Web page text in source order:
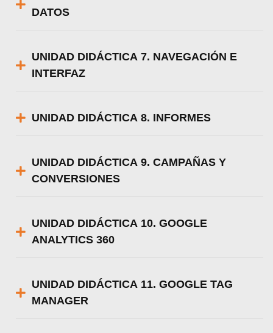
DATOS
UNIDAD DIDÁCTICA 7. NAVEGACIÓN E
INTERFAZ
UNIDAD DIDÁCTICA 8. INFORMES
UNIDAD DIDÁCTICA 9. CAMPAÑAS Y
CONVERSIONES
UNIDAD DIDÁCTICA 10. GOOGLE
ANALYTICS 360
UNIDAD DIDÁCTICA 11. GOOGLE TAG
MANAGER
Aceptar